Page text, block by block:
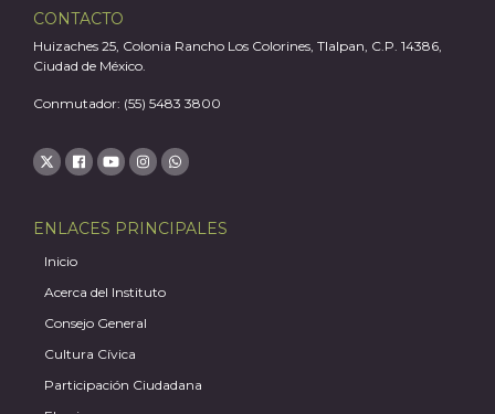
CONTACTO
Huizaches 25, Colonia Rancho Los Colorines, Tlalpan, C.P. 14386,
Ciudad de México.
Conmutador: (55) 5483 3800
ENLACES PRINCIPALES
Inicio
Acerca del Instituto
Consejo General
Cultura Cívica
Participación Ciudadana